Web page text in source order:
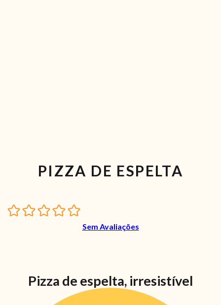
PIZZA DE ESPELTA
Sem Avaliações
Pizza de espelta, irresistível